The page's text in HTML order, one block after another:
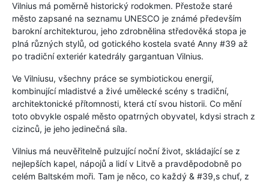
Vilnius má poměrně historický rodokmen. Přestože staré
město zapsané na seznamu UNESCO je známé především
barokní architekturou, jeho zdrobnělina středověká stopa je
plná různých stylů, od gotického kostela svaté Anny #39 až
po tradiční exteriér katedrály gargantuan Vilnius.
Ve Vilniusu, všechny práce se symbiotickou energií,
kombinující mladistvé a živé umělecké scény s tradiční,
architektonické přítomnosti, která ctí svou historii. Co mění
toto obvykle ospalé město opatrných obyvatel, kdysi strach z
cizinců, je jeho jedinečná síla.
Vilnius má neuvěřitelně pulzující noční život, skládající se z
nejlepších kapel, nápojů a lidí v Litvě a pravděpodobně po
celém Baltském moři. Tam je něco, co každý & #39,s chuť, z